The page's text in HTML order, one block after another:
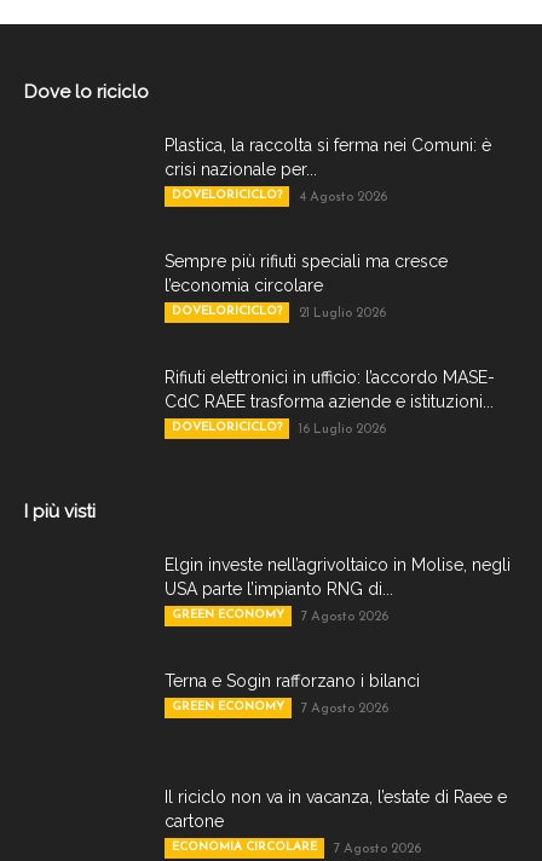
Dove lo riciclo
Plastica, la raccolta si ferma nei Comuni: è
crisi nazionale per...
DOVELORICICLO? 4 Agosto 2026
Sempre più rifiuti speciali ma cresce
l’economia circolare
DOVELORICICLO? 21 Luglio 2026
Rifiuti elettronici in ufficio: l’accordo MASE-
CdC RAEE trasforma aziende e istituzioni...
DOVELORICICLO? 16 Luglio 2026
I più visti
Elgin investe nell’agrivoltaico in Molise, negli
USA parte l’impianto RNG di...
GREEN ECONOMY 7 Agosto 2026
Terna e Sogin rafforzano i bilanci
GREEN ECONOMY 7 Agosto 2026
Il riciclo non va in vacanza, l’estate di Raee e
cartone
ECONOMIA CIRCOLARE 7 Agosto 2026